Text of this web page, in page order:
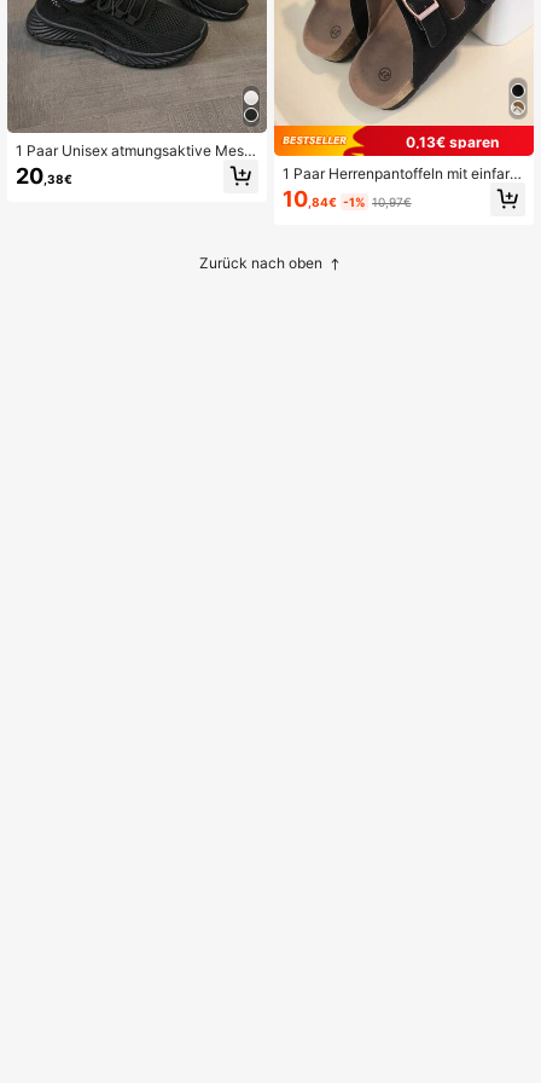
1 Paar Unisex atmungsaktive Mesh
-Schnürschuhe für den Outdoor-Sp
ort, geeignet für den Sommer
20 ,38€
0,13€ sparen
1 Paar Herrenpantoffeln mit einfarbi
gem, weichem Kork-PU-Material u
nd rutschfester Rundkappe, geeign
10 ,84€ -1% 10,97€
Zurück nach oben